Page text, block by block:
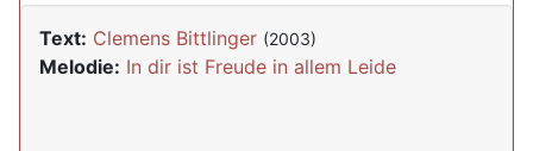
Text: Clemens Bittlinger (2003)
Melodie: In dir ist Freude in allem Leide